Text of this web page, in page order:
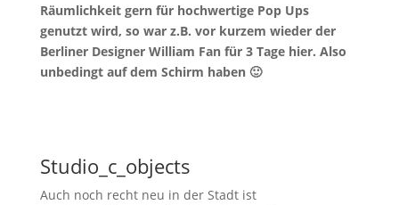
Räumlichkeit gern für hochwertige Pop Ups
genutzt wird, so war z.B. vor kurzem wieder der
Berliner Designer William Fan für 3 Tage hier. Also
unbedingt auf dem Schirm haben 🙂
Studio_c_objects
Auch noch recht neu in der Stadt ist